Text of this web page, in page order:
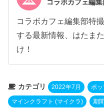
コラボカフェ編
コラボカフェ編集部特
する最新情報、はたま
け！
カテゴリ 2022年7月 ポ
マインクラフト (マイクラ) 期間